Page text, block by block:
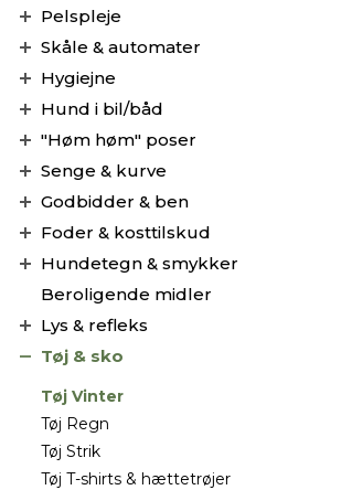
Pelspleje
Skåle & automater
Hygiejne
Hund i bil/båd
"Høm høm" poser
Senge & kurve
Godbidder & ben
Foder & kosttilskud
Hundetegn & smykker
Beroligende midler
Lys & refleks
Tøj & sko
Tøj Vinter
Tøj Regn
Tøj Strik
Tøj T-shirts & hættetrøjer